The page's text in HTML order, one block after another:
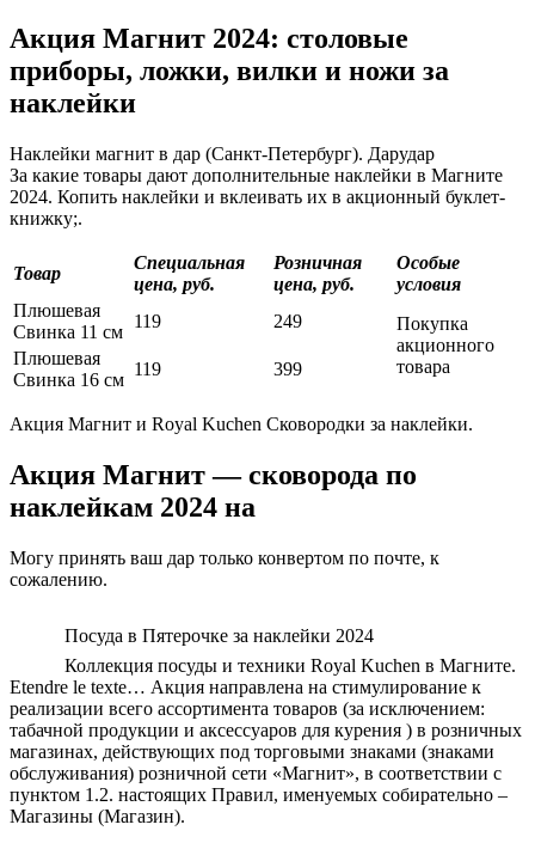
Акция Магнит 2024: столовые
приборы, ложки, вилки и ножи за
наклейки
Наклейки магнит в дар (Санкт-Петербург). Дарудар
За какие товары дают дополнительные наклейки в Магните
2024. Копить наклейки и вклеивать их в акционный буклет-
книжку;.
Товар
Специальная
цена, руб.
Розничная
цена, руб.
Особые
условия
Плюшевая
Свинка 11 см
119 249
Покупка
акционного
товара
Плюшевая
Свинка 16 см
119 399
Акция Магнит и Royal Kuchen Сковородки за наклейки.
Акция Магнит — сковорода по
наклейкам 2024 на
Могу принять ваш дар только конвертом по почте, к
сожалению.
Посуда в Пятерочке за наклейки 2024
Коллекция посуды и техники Royal Kuchen в Магните.
Etendre le texte… Акция направлена на стимулирование к
реализации всего ассортимента товаров (за исключением:
табачной продукции и аксессуаров для курения ) в розничных
магазинах, действующих под торговыми знаками (знаками
обслуживания) розничной сети «Магнит», в соответствии с
пунктом 1.2. настоящих Правил, именуемых собирательно –
Магазины (Магазин).